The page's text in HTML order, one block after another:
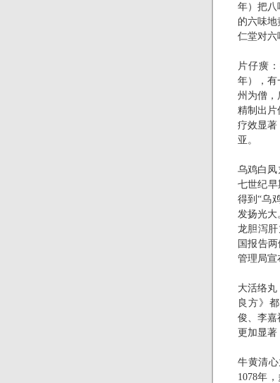
年）把八
的六味
仁堂对六
片仔癀
年），有
州为僧，
精制出片
疗效显著
亚。
乌鸡白凤
七世纪
得到“乌
发扬光大
龙胆泻
国报告
管理局宣
大活络
良方》
俊、李嘉
更加显著
牛黄清
1078年，